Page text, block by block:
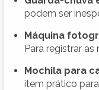
podem ser
Máquina
Para registrar
Mochila para
item prático